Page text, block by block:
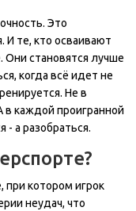
Это
И те, кто осваивают
Они становятся лучше
когда всё идет не
Не в
в каждой проигранной
- а разобраться.
при котором игрок
неудач, что